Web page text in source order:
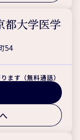
都大学医学
54
ます（無料通話）